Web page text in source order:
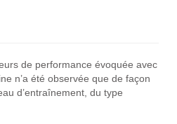
de performance évoquée avec
n’a été observée que de façon
d’entraînement, du type